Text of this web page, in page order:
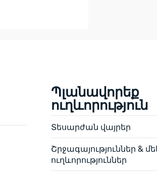
Պլանավորեք
ուղևորություն
Տեսարժան վայրեր
Շրջագայություններ &
ուղևորություններ